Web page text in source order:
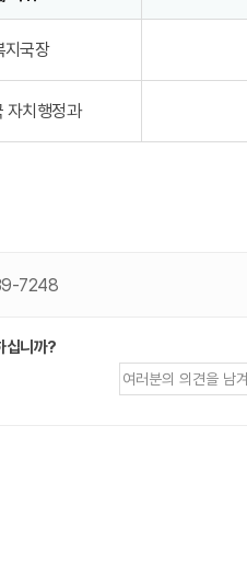
지국장
자치행정과
7248
십니까?